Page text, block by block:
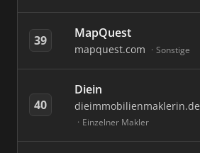
39 MapQuest
mapquest.com Sonstige
40
Diein
dieimmobilienmaklerin.de
Einzelner Makler